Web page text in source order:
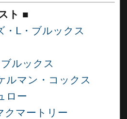
ト ■
・L・ブルックス
ルックス
ルマン・コックス
ロー
クマートリー